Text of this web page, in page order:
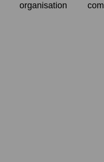
organisation